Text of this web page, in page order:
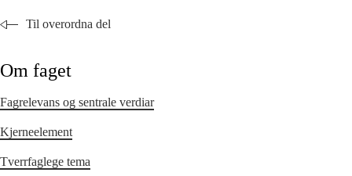
Til overordna del
Om faget
Fagrelevans og sentrale verdiar
Kjerneelement
Tverrfaglege tema